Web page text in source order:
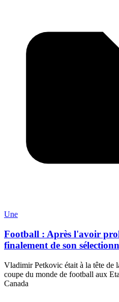
Une
Football : Après l'avoir
finalement de son
Vladimir Petkovic était à la tête de
coupe du monde de football aux
Canada